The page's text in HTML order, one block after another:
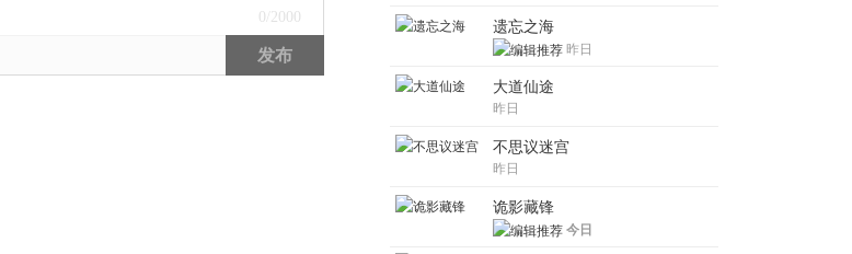
0 /2000
发布
遗忘之海
昨日
大道仙途
昨日
不思议迷宫
昨日
诡影藏锋
今日